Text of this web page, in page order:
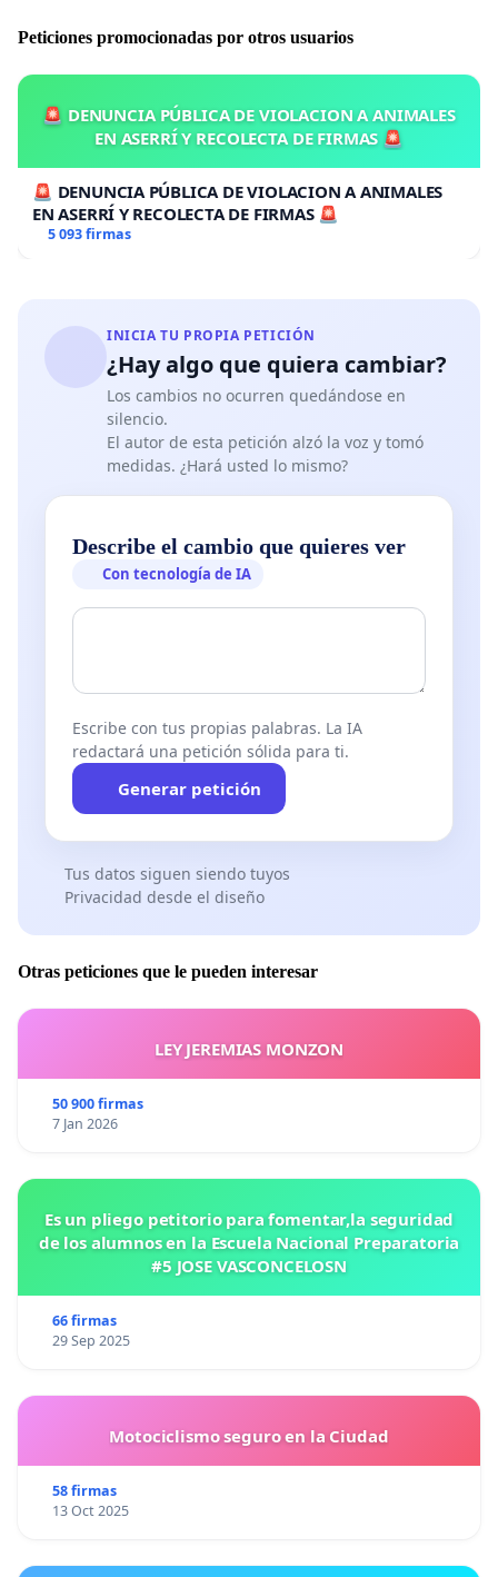
Peticiones promocionadas por otros usuarios
🚨 DENUNCIA PÚBLICA DE VIOLACION A ANIMALES
EN ASERRÍ Y RECOLECTA DE FIRMAS 🚨
🚨 DENUNCIA PÚBLICA DE VIOLACION A ANIMALES
EN ASERRÍ Y RECOLECTA DE FIRMAS 🚨
5 093 firmas
INICIA TU PROPIA PETICIÓN
¿Hay algo que quiera cambiar?
Los cambios no ocurren quedándose en
silencio.
El autor de esta petición alzó la voz y tomó
medidas. ¿Hará usted lo mismo?
Describe el cambio que quieres ver
Con tecnología de IA
Escribe con tus propias palabras. La IA
redactará una petición sólida para ti.
Generar petición
Tus datos siguen siendo tuyos
Privacidad desde el diseño
Otras peticiones que le pueden interesar
LEY JEREMIAS MONZON
50 900 firmas
7 Jan 2026
Es un pliego petitorio para fomentar,la seguridad
de los alumnos en la Escuela Nacional Preparatoria
#5 JOSE VASCONCELOSN
66 firmas
29 Sep 2025
Motociclismo seguro en la Ciudad
58 firmas
13 Oct 2025